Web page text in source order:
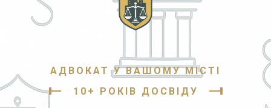
АДВОКАТ У ВАШОМУ МІСТІ
10+ РОКІВ ДОСВІДУ